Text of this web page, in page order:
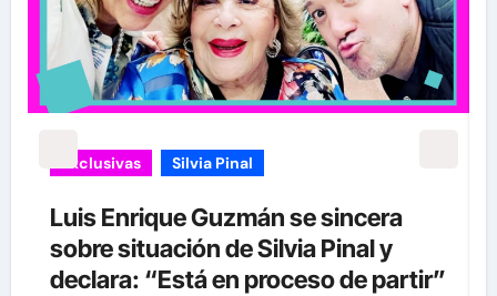
Exclusivas Silvia Pinal
Luis Enrique Guzmán se sincera
sobre situación de Silvia Pinal y
declara: “Está en proceso de partir”